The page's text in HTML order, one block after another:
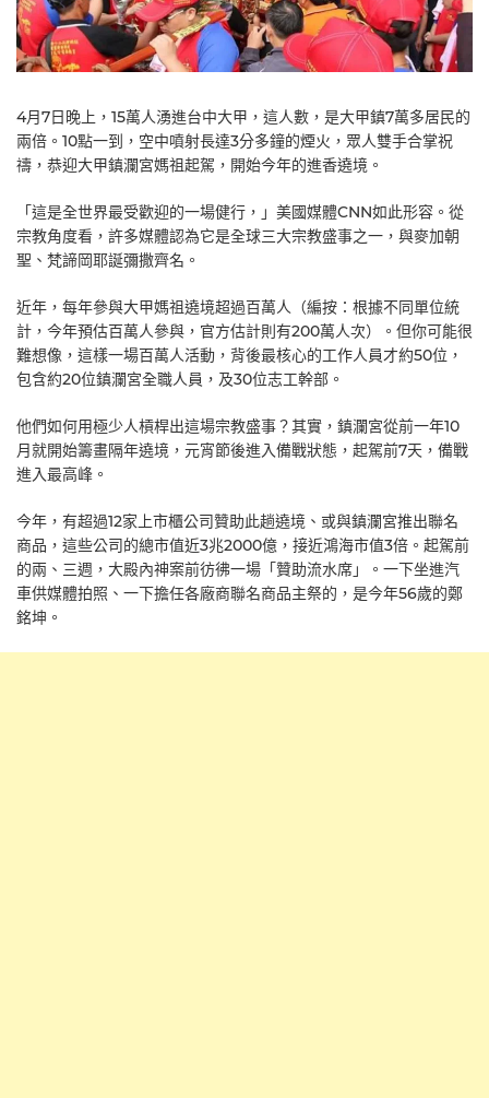
4月7日晚上，15萬人湧進台中大甲，這人數，是大甲鎮7萬多居民的
兩倍。10點一到，空中噴射長達3分多鐘的煙火，眾人雙手合掌祝
禱，恭迎大甲鎮瀾宮媽祖起駕，開始今年的進香遶境。
「這是全世界最受歡迎的一場健行，」美國媒體CNN如此形容。從
宗教角度看，許多媒體認為它是全球三大宗教盛事之一，與麥加朝
聖、梵諦岡耶誕彌撒齊名。
近年，每年參與大甲媽祖遶境超過百萬人（編按：根據不同單位統
計，今年預估百萬人參與，官方估計則有200萬人次）。但你可能很
難想像，這樣一場百萬人活動，背後最核心的工作人員才約50位，
包含約20位鎮瀾宮全職人員，及30位志工幹部。
他們如何用極少人槓桿出這場宗教盛事？其實，鎮瀾宮從前一年10
月就開始籌畫隔年遶境，元宵節後進入備戰狀態，起駕前7天，備戰
進入最高峰。
今年，有超過12家上市櫃公司贊助此趟遶境、或與鎮瀾宮推出聯名
商品，這些公司的總市值近3兆2000億，接近鴻海市值3倍。起駕前
的兩、三週，大殿內神案前彷彿一場「贊助流水席」。一下坐進汽
車供媒體拍照、一下擔任各廠商聯名商品主祭的，是今年56歲的鄭
銘坤。